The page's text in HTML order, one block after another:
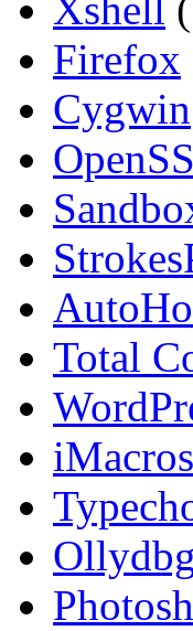
Firefox
Cygwin
Total
iMacros
Ollydbg